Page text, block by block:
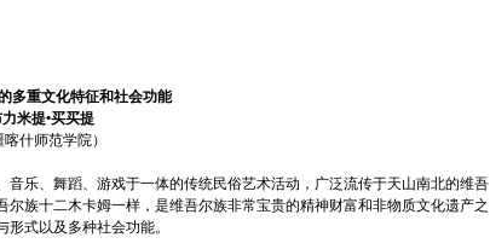
多重文化特征和社会功能
力米提•买买提
喀什师范学院）
乐、舞蹈、游戏于一体的传统民俗艺术活动，广泛流传于天山南北的维吾
族十二木卡姆一样，是维吾尔族非常宝贵的精神财富和非物质文化遗产之
式以及多种社会功能。